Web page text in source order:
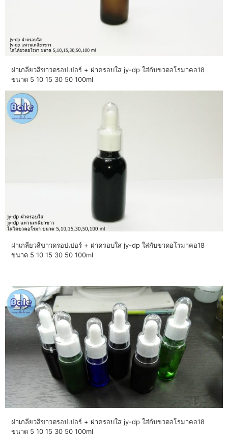
ฝาเกลียวสีขาวดรอปเปอร์ + ฝาครอบใส jy-dp ใส่กับขวดอโรมาคอ18
ขนาด 5 10 15 30 50 100ml
ฝาเกลียวสีขาวดรอปเปอร์ + ฝาครอบใส jy-dp ใส่กับขวดอโรมาคอ18
ขนาด 5 10 15 30 50 100ml
ฝาเกลียวสีขาวดรอปเปอร์ + ฝาครอบใส jy-dp ใส่กับขวดอโรมาคอ18
ขนาด 5 10 15 30 50 100ml